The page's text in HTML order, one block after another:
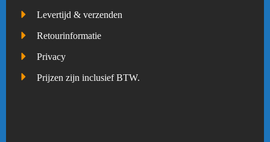
Levertijd & verzenden
Retourinformatie
Privacy
Prijzen zijn inclusief BTW.